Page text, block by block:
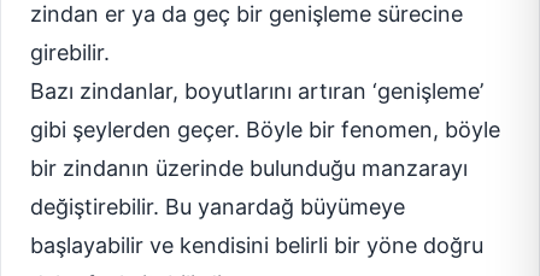
zindan er ya da geç bir genişleme sürecine
girebilir.
Bazı zindanlar, boyutlarını artıran ‘genişleme’
gibi şeylerden geçer. Böyle bir fenomen, böyle
bir zindanın üzerinde bulunduğu manzarayı
değiştirebilir. Bu yanardağ büyümeye
başlayabilir ve kendisini belirli bir yöne doğru